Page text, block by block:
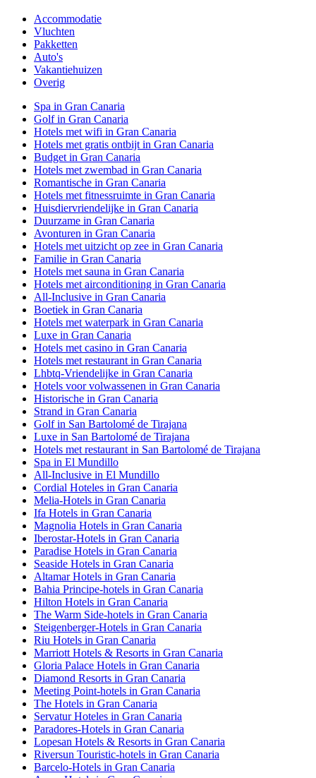
Accommodatie
Vluchten
Pakketten
Auto's
Vakantiehuizen
Overig
Spa in Gran Canaria
Golf in Gran Canaria
Hotels met wifi in Gran Canaria
Hotels met gratis ontbijt in Gran Canaria
Budget in Gran Canaria
Hotels met zwembad in Gran Canaria
Romantische in Gran Canaria
Hotels met fitnessruimte in Gran Canaria
Huisdiervriendelijke in Gran Canaria
Duurzame in Gran Canaria
Avonturen in Gran Canaria
Hotels met uitzicht op zee in Gran Canaria
Familie in Gran Canaria
Hotels met sauna in Gran Canaria
Hotels met airconditioning in Gran Canaria
All-Inclusive in Gran Canaria
Boetiek in Gran Canaria
Hotels met waterpark in Gran Canaria
Luxe in Gran Canaria
Hotels met casino in Gran Canaria
Hotels met restaurant in Gran Canaria
Lhbtq-Vriendelijke in Gran Canaria
Hotels voor volwassenen in Gran Canaria
Historische in Gran Canaria
Strand in Gran Canaria
Golf in San Bartolomé de Tirajana
Luxe in San Bartolomé de Tirajana
Hotels met restaurant in San Bartolomé de Tirajana
Spa in El Mundillo
All-Inclusive in El Mundillo
Cordial Hoteles in Gran Canaria
Melia-Hotels in Gran Canaria
Ifa Hotels in Gran Canaria
Magnolia Hotels in Gran Canaria
Iberostar-Hotels in Gran Canaria
Paradise Hotels in Gran Canaria
Seaside Hotels in Gran Canaria
Altamar Hotels in Gran Canaria
Bahia Principe-hotels in Gran Canaria
Hilton Hotels in Gran Canaria
The Warm Side-hotels in Gran Canaria
Steigenberger-Hotels in Gran Canaria
Riu Hotels in Gran Canaria
Marriott Hotels & Resorts in Gran Canaria
Gloria Palace Hotels in Gran Canaria
Diamond Resorts in Gran Canaria
Meeting Point-hotels in Gran Canaria
The Hotels in Gran Canaria
Servatur Hoteles in Gran Canaria
Paradores-Hotels in Gran Canaria
Lopesan Hotels & Resorts in Gran Canaria
Riversun Touristic-hotels in Gran Canaria
Barcelo-Hotels in Gran Canaria